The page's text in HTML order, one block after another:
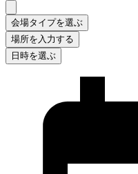
会場タイプを選ぶ
場所を入力する
日時を選ぶ